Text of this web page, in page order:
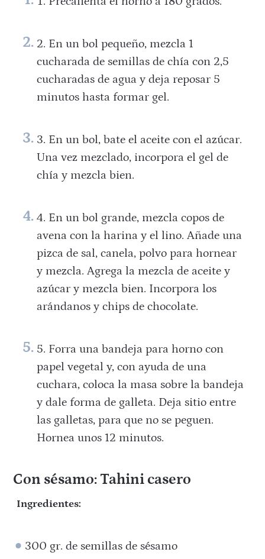
En un bol pequeño, mezcla 1
cucharada de semillas de chía con 2,5
cucharadas de agua y deja reposar 5
minutos hasta formar gel.
En un bol, bate el aceite con el azúcar.
Una vez mezclado, incorpora el gel de
chía y mezcla bien.
En un bol grande, mezcla copos de
avena con la harina y el lino. Añade una
pizca de sal, canela, polvo para hornear
y mezcla. Agrega la mezcla de aceite y
azúcar y mezcla bien. Incorpora los
arándanos y chips de chocolate.
Forra una bandeja para horno con
papel vegetal y, con ayuda de una
cuchara, coloca la masa sobre la bandeja
y dale forma de galleta. Deja sitio entre
las galletas, para que no se peguen.
Hornea unos 12 minutos.
Con sésamo: Tahini casero
Ingredientes:
300 gr. de semillas de sésamo